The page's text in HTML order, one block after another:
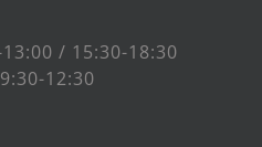
/ 15:30-18:30
12:30